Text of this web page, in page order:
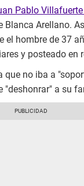
Pablo
Arellano.
hombre de 37
y posteado en
no iba a
"deshonrar" a su